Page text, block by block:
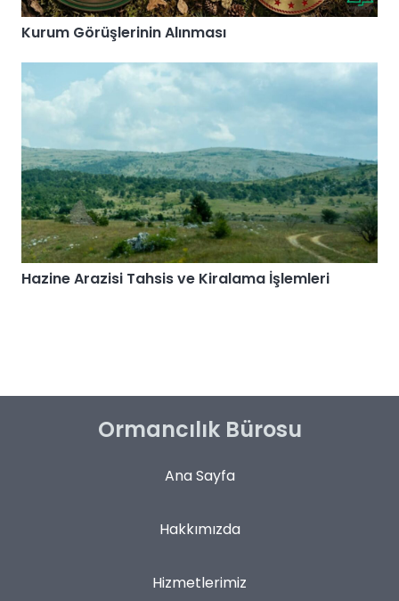
Kurum Görüşlerinin Alınması
Hazine Arazisi Tahsis ve Kiralama İşlemleri
Ormancılık Bürosu
Ana Sayfa
Hakkımızda
Hizmetlerimiz